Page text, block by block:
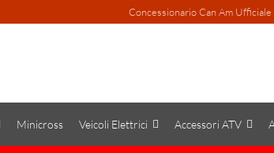
Concessionario Can Am Ufficiale
Minicross Veicoli Elettrici Accessori ATV